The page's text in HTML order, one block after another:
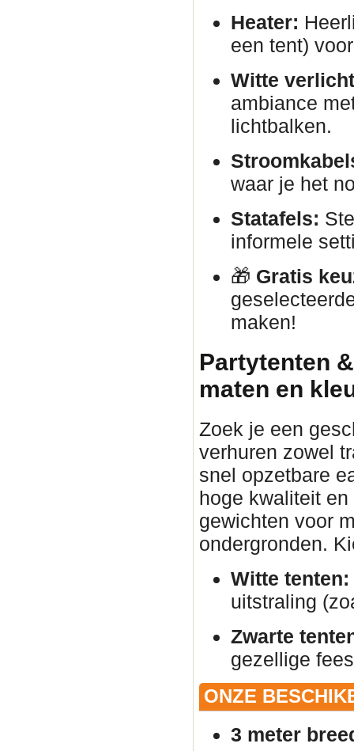
Heater:
een tent)
Witte
ambiance
lichtbalken.
waar je het
Statafels:
informele
🎁 Gratis
maken!
Partytenten
maten en
Zoek je een
verhuren zowel
snel opzetbare
hoge kwaliteit
gewichten voor
ondergronden.
Witte tenten:
uitstraling
Zwarte
gezellige
ONZE
3 meter